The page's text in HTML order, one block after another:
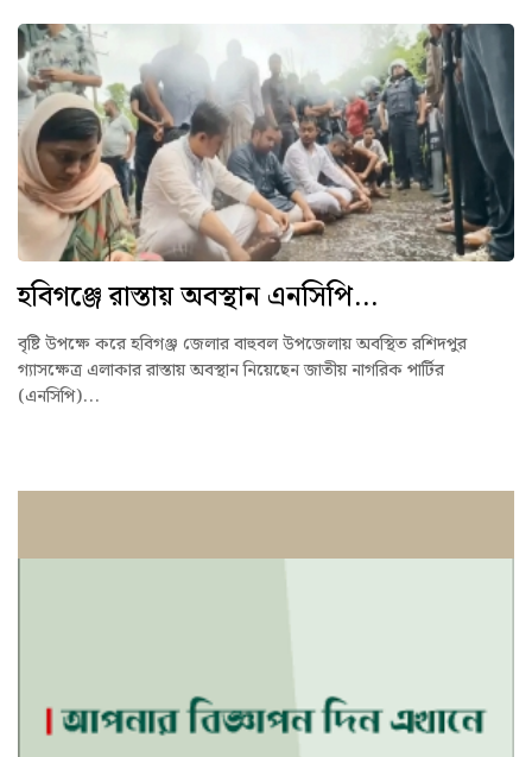
হবিগঞ্জে রাস্তায় অবস্থান এনসিপি...
বৃষ্টি উপক্ষে করে হবিগঞ্জ জেলার বাহুবল উপজেলায় অবস্থিত রশিদপুর
গ্যাসক্ষেত্র এলাকার রাস্তায় অবস্থান নিয়েছেন জাতীয় নাগরিক পার্টির
(এনসিপি)...